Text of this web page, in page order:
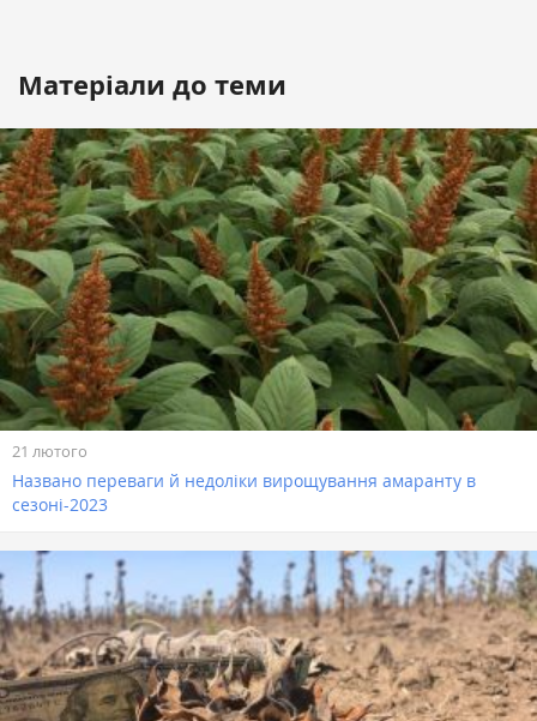
Матеріали до теми
21 лютого
Названо переваги й недоліки вирощування амаранту в
сезоні-2023